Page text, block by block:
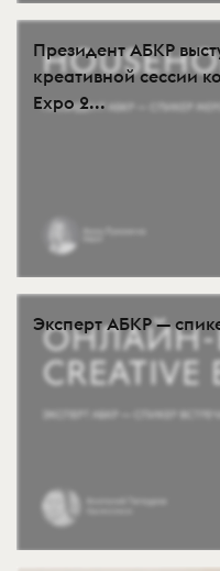
Президент АБКР
креативной сессии
Expo 2...
Эксперт АБКР —